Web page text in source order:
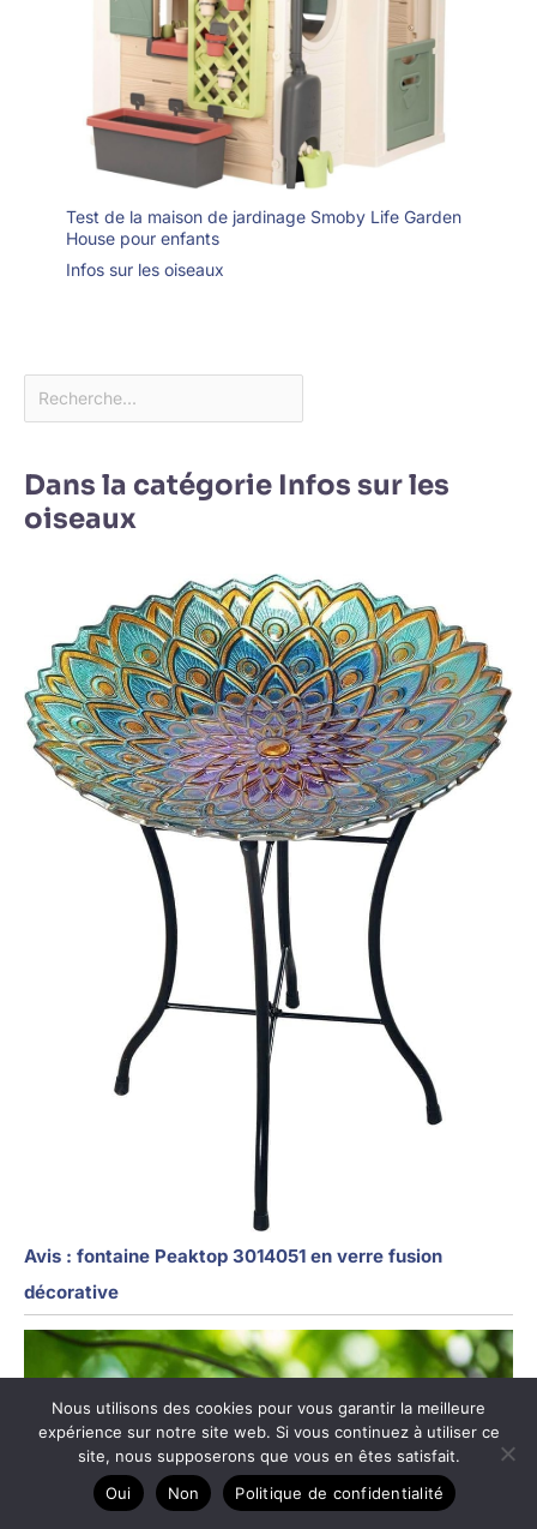
Test de la maison de jardinage Smoby Life Garden
House pour enfants
Infos sur les oiseaux
Dans la catégorie Infos sur les
oiseaux
Avis : fontaine Peaktop 3014051 en verre fusion
décorative
Nous utilisons des cookies pour vous garantir la meilleure
expérience sur notre site web. Si vous continuez à utiliser ce
site, nous supposerons que vous en êtes satisfait.
Oui
Non Politique de confidentialité